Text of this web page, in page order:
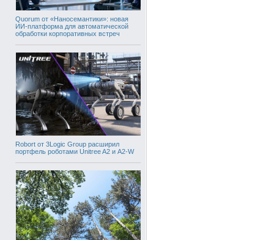
Quorum от «Наносемантики»: новая
ИИ-платформа для автоматической
обработки корпоративных встреч
Robort от 3Logic Group расширил
портфель роботами Unitree A2 и A2-W